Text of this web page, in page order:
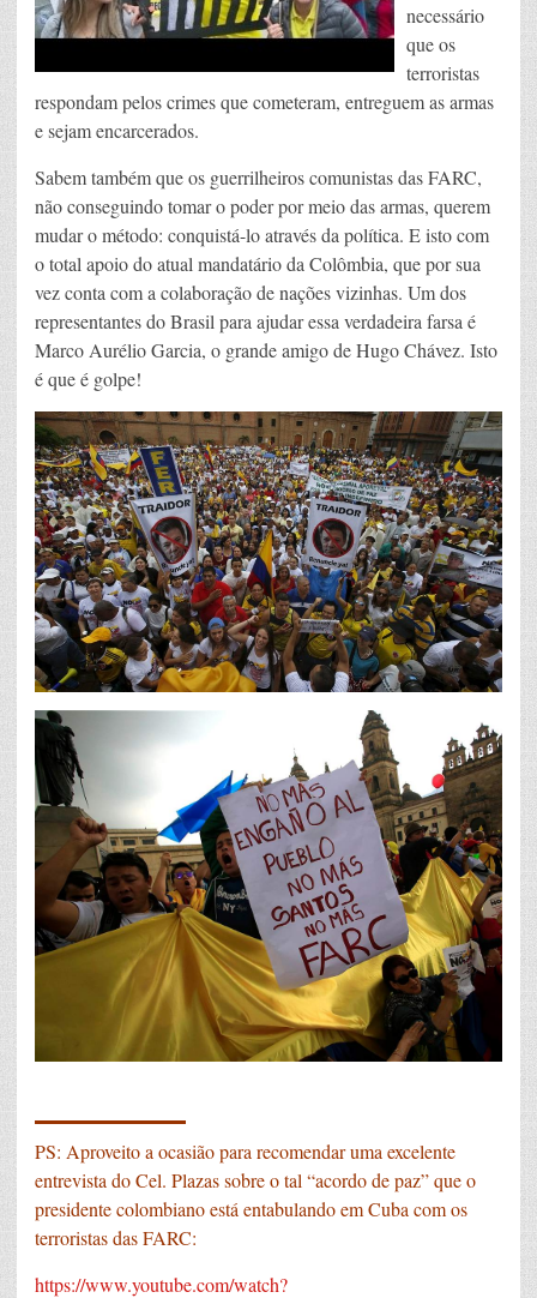
necessário
que os
terroristas
respondam pelos crimes que cometeram, entreguem as armas
e sejam encarcerados.
Sabem também que os guerrilheiros comunistas das FARC,
não conseguindo tomar o poder por meio das armas, querem
mudar o método: conquistá-lo através da política. E isto com
o total apoio do atual mandatário da Colômbia, que por sua
vez conta com a colaboração de nações vizinhas. Um dos
representantes do Brasil para ajudar essa verdadeira farsa é
Marco Aurélio Garcia, o grande amigo de Hugo Chávez. Isto
é que é golpe!
PS: Aproveito a ocasião para recomendar uma excelente
entrevista do Cel. Plazas sobre o tal “acordo de paz” que o
presidente colombiano está entabulando em Cuba com os
terroristas das FARC:
https://www.youtube.com/watch?